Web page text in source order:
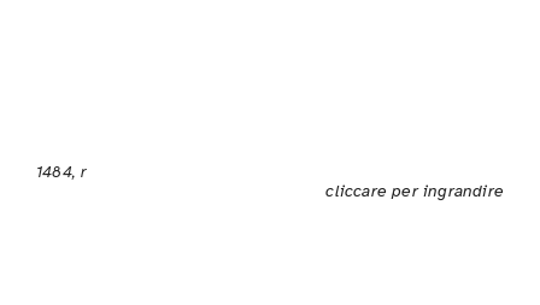
1484, r
cliccare per ingrandire